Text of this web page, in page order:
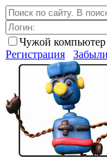
Чужой компьютер
Регистрация